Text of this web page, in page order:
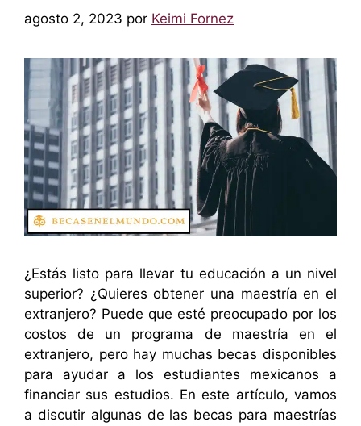
agosto 2, 2023 por Keimi Fornez
¿Estás listo para llevar tu educación a un nivel
superior? ¿Quieres obtener una maestría en el
extranjero? Puede que esté preocupado por los
costos de un programa de maestría en el
extranjero, pero hay muchas becas disponibles
para ayudar a los estudiantes mexicanos a
financiar sus estudios. En este artículo, vamos
a discutir algunas de las becas para maestrías